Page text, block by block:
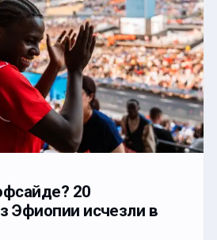
20
Эфиопии исчезли в